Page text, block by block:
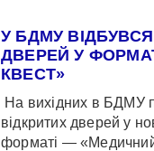
У БДМУ
ДВЕРЕЙ У
КВЕСТ»
На вихідних в БДМУ
відкритих дверей у
форматі —